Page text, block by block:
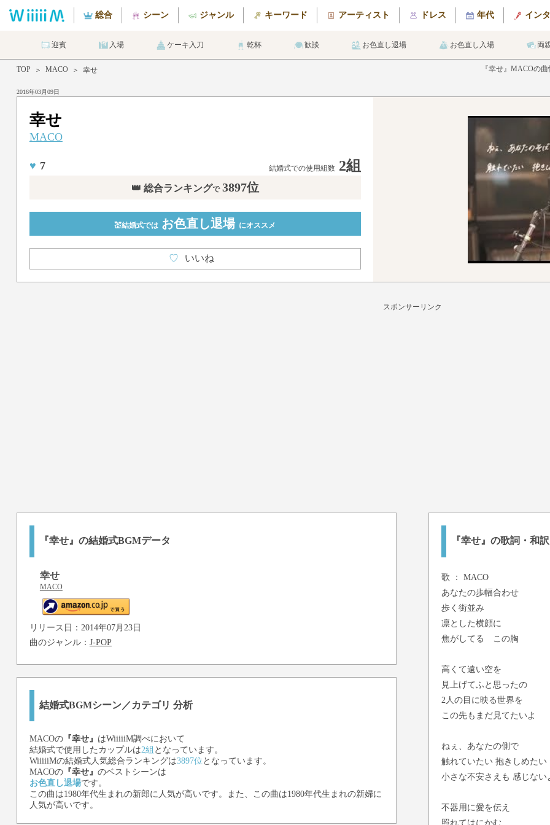
総合 シーン ジャンル キーワード アーティスト ドレス 年代 イン
迎賓 入場 ケーキ入刀 乾杯 歓談 お色直し退場 お色直し入場 両
TOP ＞ MACO ＞ 幸せ
2016年03月09日
『幸せ』MACOの
幸せ
MACO
♥ 7 結婚式での使用組数 2組
👑 総合ランキングで 3897位
💒結婚式では お色直し退場 にオススメ
♡ いいね
スポンサーリンク
『幸せ』の結婚式BGMデータ
幸せ
MACO
リリース日：2014年07月23日
曲のジャンル： J-POP
結婚式BGMシーン／カテゴリ 分析
MACOの『幸せ』 はWiiiiiM調べにおいて
結婚式で使用したカップルは2組 となっています。
WiiiiiMの結婚式人気総合ランキングは3897位 となっています。
MACOの『幸せ』 のベストシーンは
お色直し退場です。
この曲は1980年代生まれの新郎に人気が高いです。また、この曲は1980年代生まれの新婦に
人気が高いです。
『幸せ』の歌詞・和訳
歌 ： MACO
あなたの歩幅合わせ
歩く街並み
凛とした横顔に
焦がしてる この胸
高くて遠い空を
見上げてふと思ったの
2人の目に映る世界を
この先もまだ見てたいよ
ねぇ、あなたの側で
触れていたい 抱きしめたい
小さな不安さえも 感じない
不器用に愛を伝え
照れてはにかむ